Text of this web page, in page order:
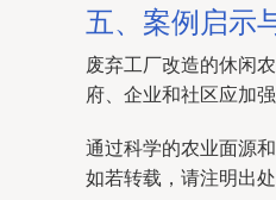
五、案例启示
废弃工厂改造的休闲
府、企业和社区应加
通过科学的农业面源
如若转载，请注明出